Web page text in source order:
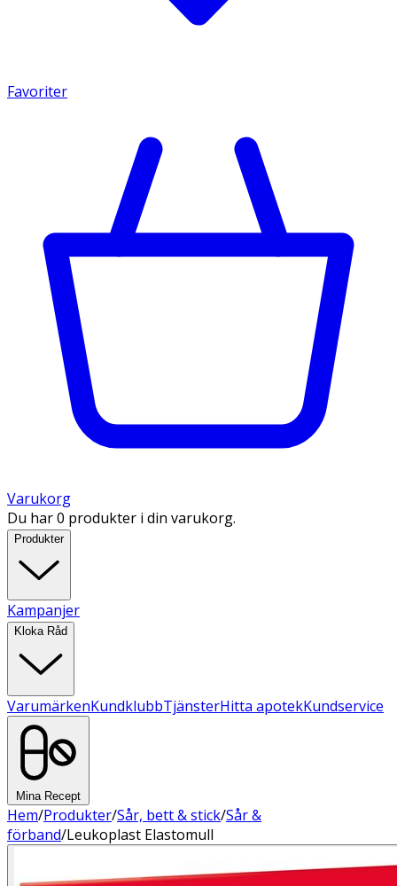
Favoriter
Varukorg
Du har 0 produkter i din varukorg.
Produkter
Kampanjer
Kloka Råd
VarumärkenKundklubbTjänsterHitta apotekKundservice
Mina Recept
Hem/Produkter/Sår, bett & stick/Sår &
förband/Leukoplast Elastomull